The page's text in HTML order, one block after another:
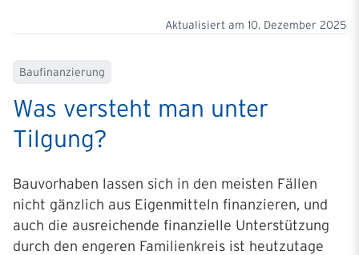
Ihre AnsprechpartnerAktualisiert am 10. Dezember 2025
Baufinanzierung
Was versteht man unter
Tilgung?
Bauvorhaben lassen sich in den meisten Fällen
nicht gänzlich aus Eigenmitteln finanzieren, und
auch die ausreichende finanzielle Unterstützung
durch den engeren Familienkreis ist heutzutage